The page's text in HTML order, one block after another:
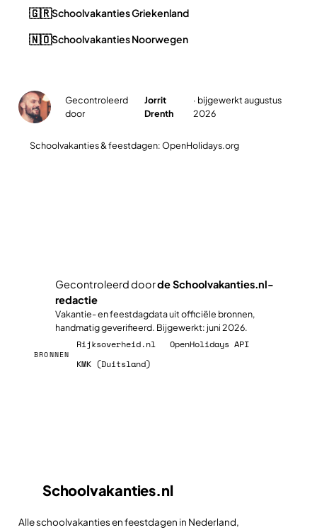
🇬🇷Schoolvakanties Griekenland
🇳🇴Schoolvakanties Noorwegen
Gecontroleerd
door
Jorrit
Drenth
· bijgewerkt augustus
2026
Schoolvakanties & feestdagen: OpenHolidays.org
Gecontroleerd doorde Schoolvakanties.nl-
redactie
Vakantie- en feestdagdata uit officiële bronnen,
handmatig geverifieerd. Bijgewerkt: juni 2026.
BRONNEN
Rijksoverheid.nl
OpenHolidays API
KMK (Duitsland)
Schoolvakanties.nl
Alle schoolvakanties en feestdagen in Nederland,